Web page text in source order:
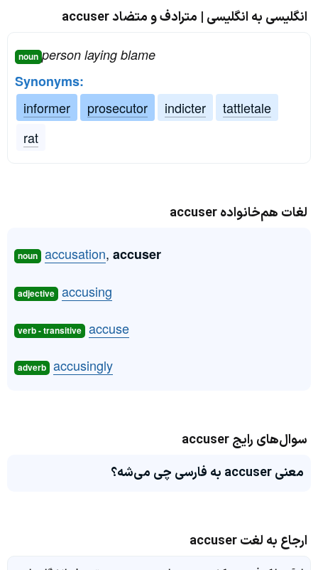
انگلیسی به انگلیسی | مترادف و متضاد accuser
noun person laying blame
Synonyms:
informer
prosecutor indicter
tattletale
rat
لغات هم‌خانواده accuser
noun accusation, accuser
adjective accusing
verb - transitive accuse
adverb accusingly
سوال‌های رایج accuser
معنی accuser به فارسی چی می‌شه؟
ارجاع به لغت accuser